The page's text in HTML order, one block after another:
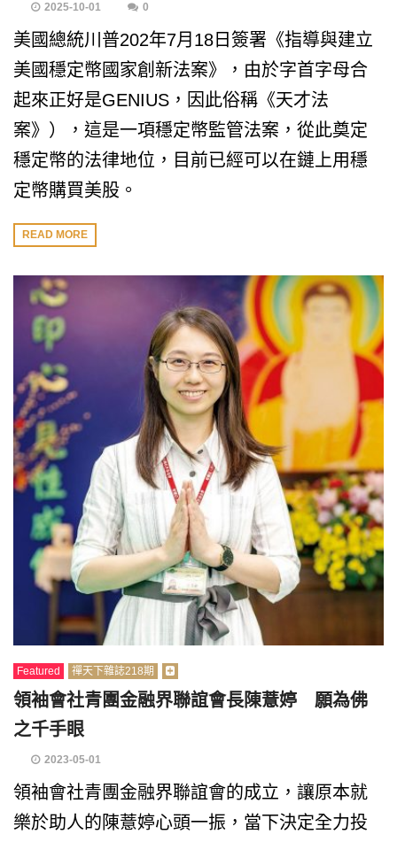
2025-10-01 0
美國總統川普202年7月18日簽署《指導與建立
美國穩定幣國家創新法案》，由於字首字母合
起來正好是GENIUS，因此俗稱《天才法
案》），這是一項穩定幣監管法案，從此奠定
穩定幣的法律地位，目前已經可以在鏈上用穩
定幣購買美股。
READ MORE
Featured 禪天下雜誌218期
領袖會社青團金融界聯誼會長陳薏婷 願為佛
之千手眼
2023-05-01
領袖會社青團金融界聯誼會的成立，讓原本就
樂於助人的陳薏婷心頭一振，當下決定全力投